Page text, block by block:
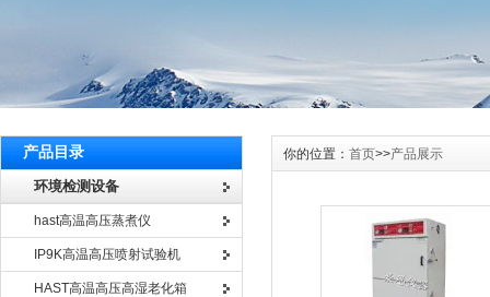
产品目录
环境检测设备
hast高温高压蒸煮仪
IP9K高温高压喷射试验机
HAST高温高压高湿老化箱
你的位置： 首页>>产品展示